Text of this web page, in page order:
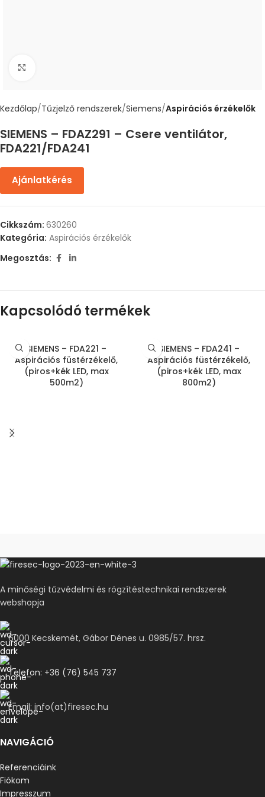
Kezdőlap Tűzjelző rendszerek Siemens Aspirációs érzékelők
SIEMENS – FDAZ291 – Csere ventilátor,
FDA221/FDA241
Ajánlatkérés
Cikkszám: 630260
Kategória: Aspirációs érzékelők
Megosztás:
Kapcsolódó termékek
SIEMENS – FDA221 –
Aspirációs füstérzékelő,
(piros+kék LED, max
500m2)
SIEMENS – FDA241 –
Aspirációs füstérzékelő,
(piros+kék LED, max
800m2)
A minőségi tűzvédelmi és rögzítéstechnikai rendszerek
webshopja
6000 Kecskemét, Gábor Dénes u. 0985/57. hrsz.
Telefon: +36 (76) 545 737
Email: info(at)firesec.hu
NAVIGÁCIÓ
Referenciáink
Fiókom
Impresszum